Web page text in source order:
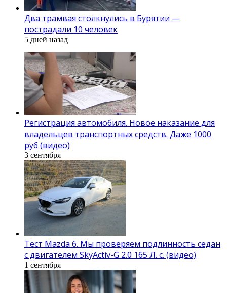
Два трамвая столкнулись в Бурятии —
пострадали 10 человек
5 дней назад
Регистрация автомобиля. Новое наказание для
владельцев транспортных средств. Даже 1000
руб (видео)
3 сентября
Тест Mazda 6. Мы проверяем подлинность седан
с двигателем SkyActiv-G 2.0 165 Л. с. (видео)
1 сентября